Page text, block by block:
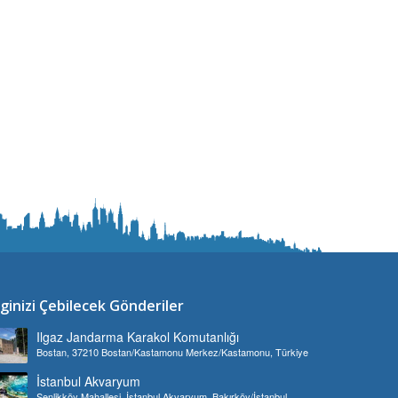
Çebilecek Gönderiler
Ilgaz Jandarma Karakol Komutanlığı
Bostan, 37210 Bostan/Kastamonu Merkez/Kastamonu, Türkiye
İstanbul Akvaryum